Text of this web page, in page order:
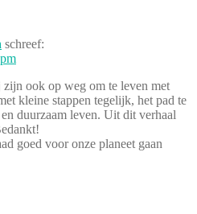
schreef:
ook op weg om te leven met
kleine stappen tegelijk, het pad te
duurzaam leven. Uit dit verhaal
goed voor onze planeet gaan